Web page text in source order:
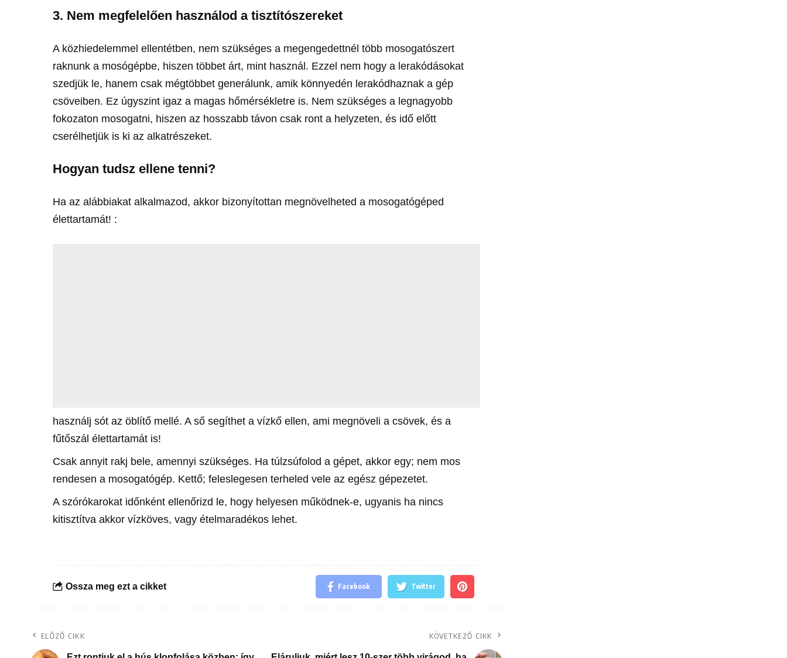
3. Nem megfelelően használod a tisztítószereket
A közhiedelemmel ellentétben, nem szükséges a megengedettnél több mosogatószert
raknunk a mosógépbe, hiszen többet árt, mint használ. Ezzel nem hogy a lerakódásokat
szedjük le, hanem csak mégtöbbet generálunk, amik könnyedén lerakódhaznak a gép
csöveiben. Ez úgyszint igaz a magas hőmérsékletre is. Nem szükséges a legnagyobb
fokozaton mosogatni, hiszen az hosszabb távon csak ront a helyzeten, és idő előtt
cserélhetjük is ki az alkatrészeket.
Hogyan tudsz ellene tenni?
Ha az alábbiakat alkalmazod, akkor bizonyítottan megnövelheted a mosogatógéped
élettartamát! :
használj sót az öblítő mellé. A ső segíthet a vízkő ellen, ami megnöveli a csövek, és a
fűtőszál élettartamát is!
Csak annyit rakj bele, amennyi szükséges. Ha túlzsúfolod a gépet, akkor egy; nem mos
rendesen a mosogatógép. Kettő; feleslegesen terheled vele az egész gépezetet.
A szórókarokat időnként ellenőrizd le, hogy helyesen működnek-e, ugyanis ha nincs
kitisztítva akkor vízköves, vagy ételmaradékos lehet.
Ossza meg ezt a cikket Facebook Twitter
ELŐZŐ CIKK KÖVETKEZŐ CIKK